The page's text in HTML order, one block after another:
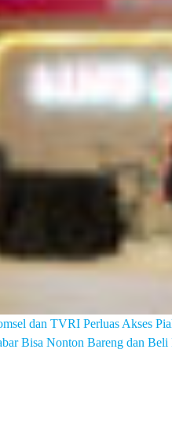
dan TVRI Perluas Akses
Bisa Nonton Bareng dan